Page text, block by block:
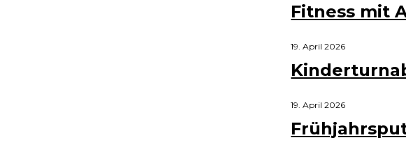
Fitness mit
19. April 2026
19. April 2026